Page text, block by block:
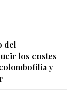
del
los costes
y